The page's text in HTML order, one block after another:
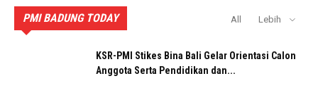
PMI BADUNG TODAY All Lebih
KSR-PMI Stikes Bina Bali Gelar Orientasi Calon
Anggota Serta Pendidikan dan...